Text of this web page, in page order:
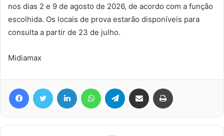
nos dias 2 e 9 de agosto de 2026, de acordo com a função
escolhida. Os locais de prova estarão disponíveis para
consulta a partir de 23 de julho.
Midiamax
FacebookTwitter Linkedin WhatsAppTelegram Compartilhar via e-mail